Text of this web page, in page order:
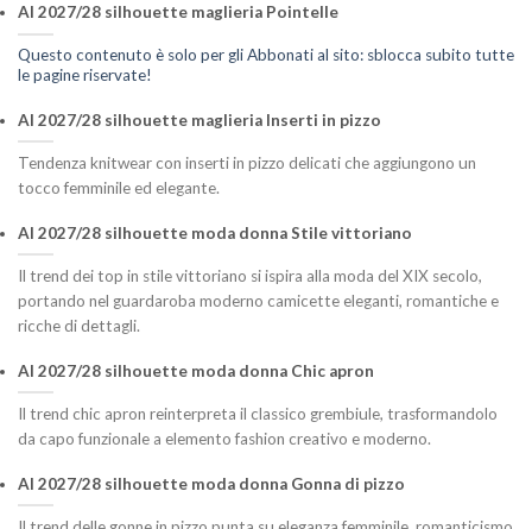
AI 2027/28 silhouette maglieria Pointelle
Questo contenuto è solo per gli Abbonati al sito: sblocca subito tutte
le pagine riservate!
AI 2027/28 silhouette maglieria Inserti in pizzo
Tendenza knitwear con inserti in pizzo delicati che aggiungono un
tocco femminile ed elegante.
AI 2027/28 silhouette moda donna Stile vittoriano
Il trend dei top in stile vittoriano si ispira alla moda del XIX secolo,
portando nel guardaroba moderno camicette eleganti, romantiche e
ricche di dettagli.
AI 2027/28 silhouette moda donna Chic apron
Il trend chic apron reinterpreta il classico grembiule, trasformandolo
da capo funzionale a elemento fashion creativo e moderno.
AI 2027/28 silhouette moda donna Gonna di pizzo